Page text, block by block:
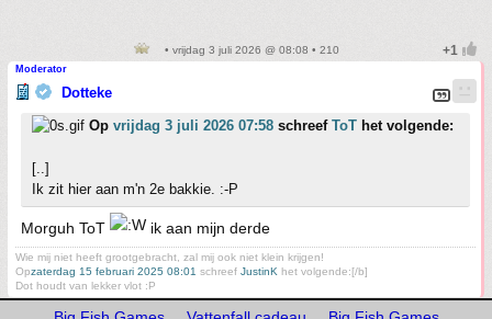
• vrijdag 3 juli 2026 @ 08:08 • 210
Moderator
Dotteke
Op vrijdag 3 juli 2026 07:58 schreef ToT het volgende:
[..]
Ik zit hier aan m'n 2e bakkie. :-P
Morguh ToT ik aan mijn derde
Wie mij niet heeft grootgebracht, zal mij ook niet klein krijgen!
Opzaterdag 15 februari 2025 08:01 schreef JustinK het volgende:[/b]
Dot houdt van lekker vlot :P